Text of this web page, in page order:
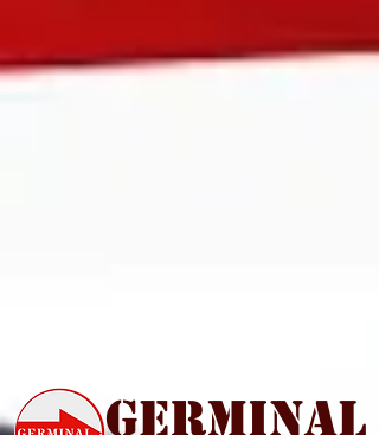
Germinal